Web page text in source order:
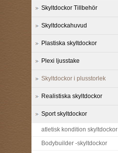
Skyltdockor Tillbehör
Skyltdockahuvud
Plastiska skyltdockor
Plexi ljusstake
Skyltdockor i plusstorlek
Realistiska skyltdockor
Sport skyltdockor
atletisk kondition skyltdockor
Bodybuilder -skyltdockor